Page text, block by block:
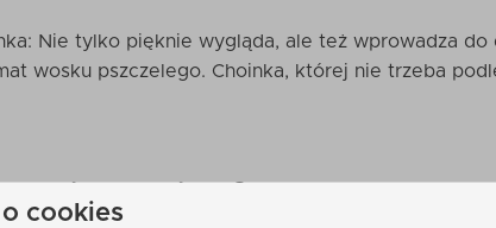
Nie tylko pięknie wygląda, ale też wprowadza do
wosku pszczelego. Choinka, której nie trzeba
ten zestaw?
cookies